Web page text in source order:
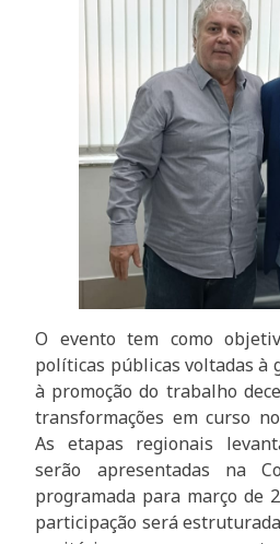
O evento tem como
políticas públicas voltadas à
à promoção do trabalho
transformações em curso
As etapas regionais
serão apresentadas na
programada para março de
participação será